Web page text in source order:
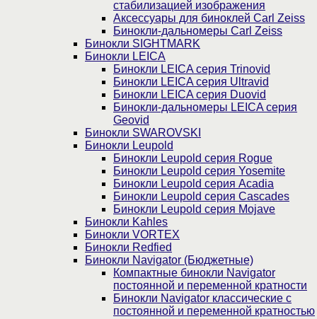
стабилизацией изображения
Аксессуары для биноклей Carl Zeiss
Бинокли-дальномеры Carl Zeiss
Бинокли SIGHTMARK
Бинокли LEICA
Бинокли LEICA серия Trinovid
Бинокли LEICA серия Ultravid
Бинокли LEICA серия Duovid
Бинокли-дальномеры LEICA серия
Geovid
Бинокли SWAROVSKI
Бинокли Leupold
Бинокли Leupold серия Rogue
Бинокли Leupold серия Yosemite
Бинокли Leupold серия Acadia
Бинокли Leupold серия Cascades
Бинокли Leupold серия Mojave
Бинокли Kahles
Бинокли VORTEX
Бинокли Redfied
Бинокли Navigator (Бюджетные)
Компактные бинокли Navigator
постоянной и переменной кратности
Бинокли Navigator классические с
постоянной и переменной кратностью